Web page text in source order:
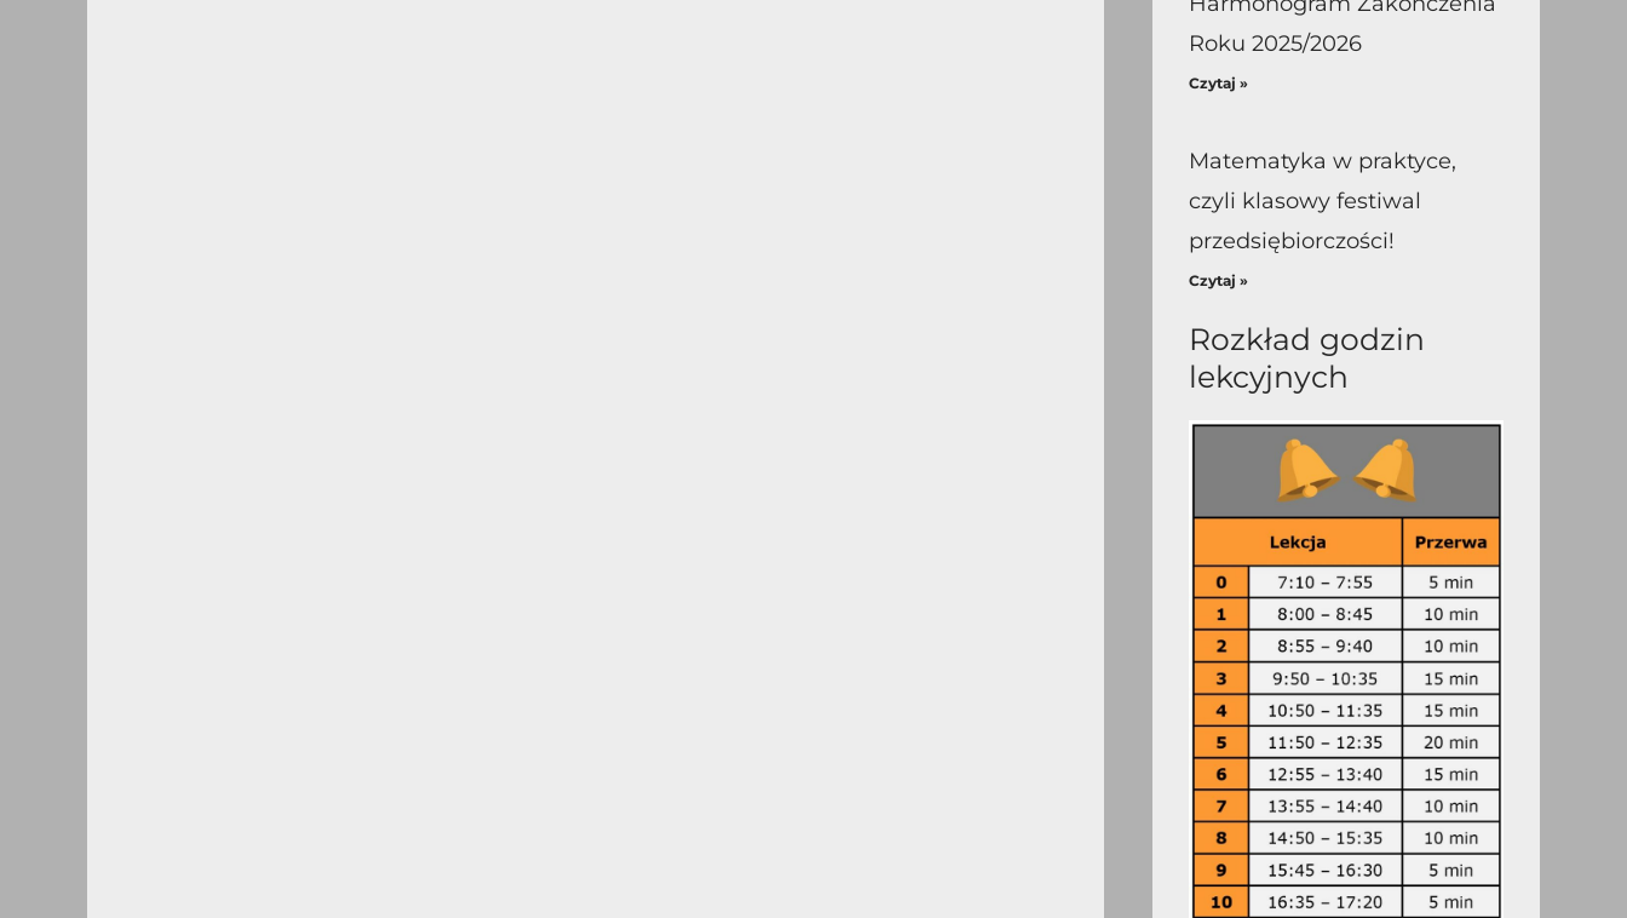
Roku 2025/2026
Czytaj »
Matematyka w praktyce,
czyli klasowy festiwal
przedsiębiorczości!
Czytaj »
Rozkład godzin
lekcyjnych